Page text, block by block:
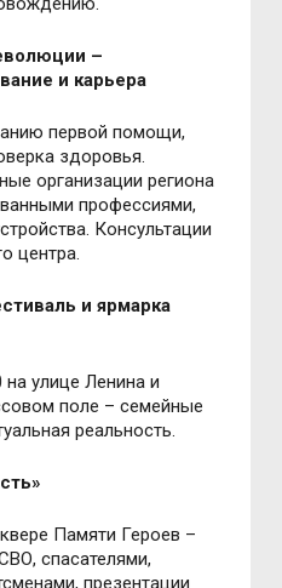
–
и карьера
первой помощи,
здоровья.
организации региона
профессиями,
Консультации
центра.
и ярмарка
улице Ленина и
поле – семейные
реальность.
Памяти Героев –
спасателями,